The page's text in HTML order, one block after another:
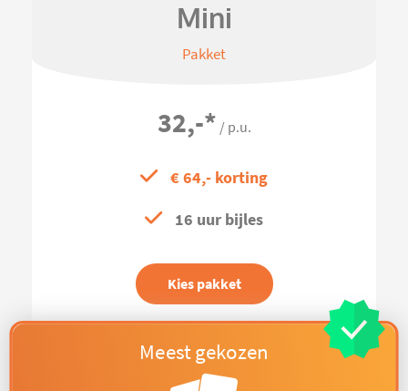
Mini
Pakket
32,-* / p.u.
€ 64,- korting
16 uur bijles
Kies pakket